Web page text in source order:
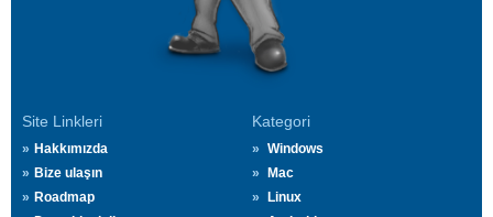
Site Linkleri
Hakkımızda
Bize ulaşın
Roadmap
Kategori
Windows
Mac
Linux